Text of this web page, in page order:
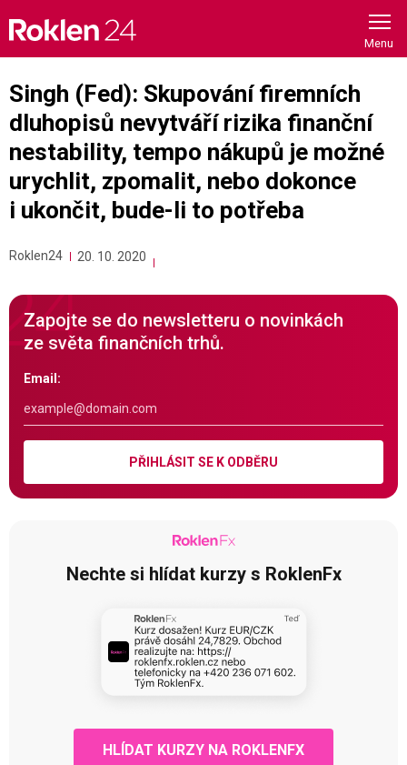
content
Singh (Fed): Skupování firemních
dluhopisů nevytváří rizika finanční
nestability, tempo nákupů je možné
urychlit, zpomalit, nebo dokonce
i ukončit, bude-li to potřeba
Roklen24 20. 10. 2020
Zapojte se do newsletteru o novinkách
ze světa finančních trhů.
Email:
PŘIHLÁSIT SE K ODBĚRU
Nechte si hlídat kurzy s RoklenFx
HLÍDAT KURZY NA ROKLENFX